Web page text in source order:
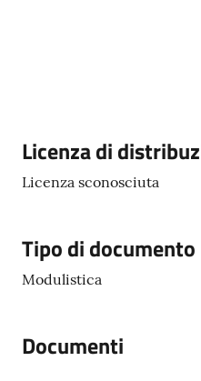
Descrizione
Licenza di
Licenza sconosciuta
Tipo di documento
Modulistica
Documenti